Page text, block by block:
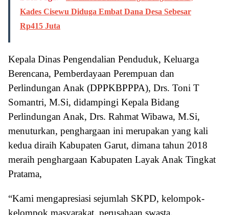
Kades Cisewu Diduga Embat Dana Desa Sebesar
Rp415 Juta
Kepala Dinas Pengendalian Penduduk, Keluarga
Berencana, Pemberdayaan Perempuan dan
Perlindungan Anak (DPPKBPPPA), Drs. Toni T
Somantri, M.Si, didampingi Kepala Bidang
Perlindungan Anak, Drs. Rahmat Wibawa, M.Si,
menuturkan, penghargaan ini merupakan yang kali
kedua diraih Kabupaten Garut, dimana tahun 2018
meraih penghargaan Kabupaten Layak Anak Tingkat
Pratama,
“Kami mengapresiasi sejumlah SKPD, kelompok-